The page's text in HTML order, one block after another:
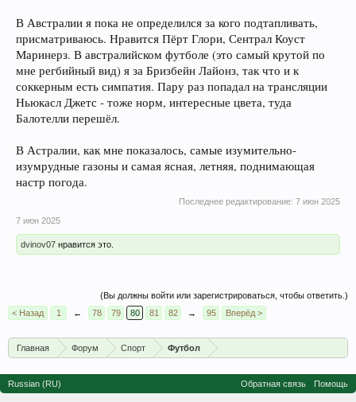
В Австралии я пока не определился за кого подтапливать,
присматриваюсь. Нравится Пёрт Глори, Сентрал Коуст
Маринерз. В австралийском футболе (это самый крутой по
мне регбийный вид) я за Бризбейн Лайонз, так что и к
соккерным есть симпатия. Пару раз попадал на трансляции
Ньюкасл Джетс - тоже норм, интересные цвета, туда
Балотелли перешёл.
В Астралии, как мне показалось, самые изумительно-
изумрудные газоны и самая ясная, летняя, поднимающая
настр погода.
Последнее редактирование: 7 июн 2025
7 июн 2025
dvinov07 нравится это.
(Вы должны войти или зарегистрироваться, чтобы ответить.)
< Назад
1 ← 78 79 80 81 82 → 95 Вперёд >
Главная Форум Спорт Футбол
Russian (RU) Обратная связь Помощь